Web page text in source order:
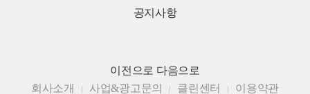
공지사항
이전으로 다음으로
회사소개
사업&광고문의 클린센터 이용약관